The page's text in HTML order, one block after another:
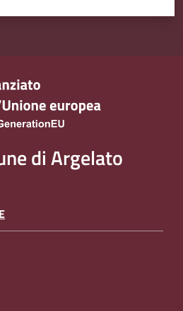
di Argelato